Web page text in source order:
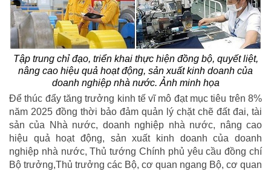
Tập trung chỉ đạo, triển khai thực hiện đồng bộ, quyết liệt,
nâng cao hiệu quả hoạt động, sản xuất kinh doanh của
doanh nghiệp nhà nước. Ảnh minh họa
Để thúc đẩy tăng trưởng kinh tế vĩ mô đạt mục tiêu trên 8%
năm 2025 đồng thời bảo đảm quản lý chặt chẽ đất đai, tài
sản của Nhà nước, doanh nghiệp nhà nước, nâng cao
hiệu quả hoạt động, sản xuất kinh doanh của doanh
nghiệp nhà nước, Thủ tướng Chính phủ yêu cầu đồng chí
Bộ trưởng,Thủ trưởng các Bộ, cơ quan ngang Bộ, cơ quan